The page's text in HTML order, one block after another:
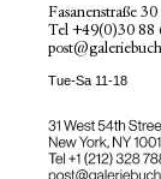
Fasanenstraße 30
Tel +49(0)30 88
Tue-Sa 11-18
31 West 54th
New York, NY
Tel ++1 (212) 328